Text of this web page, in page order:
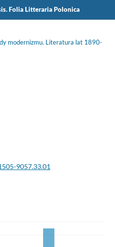
Folia Litteraria Polonica
modernizmu. Literatura lat 1890-
9057.33.01